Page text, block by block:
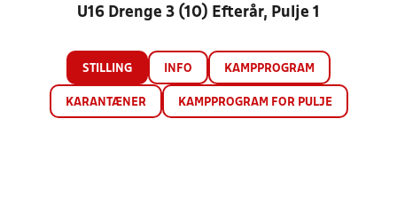
U16 Drenge 3 (10) Efterår, Pulje 1
STILLING INFO KAMPPROGRAM
KARANTÆNER KAMPPROGRAM FOR PULJE